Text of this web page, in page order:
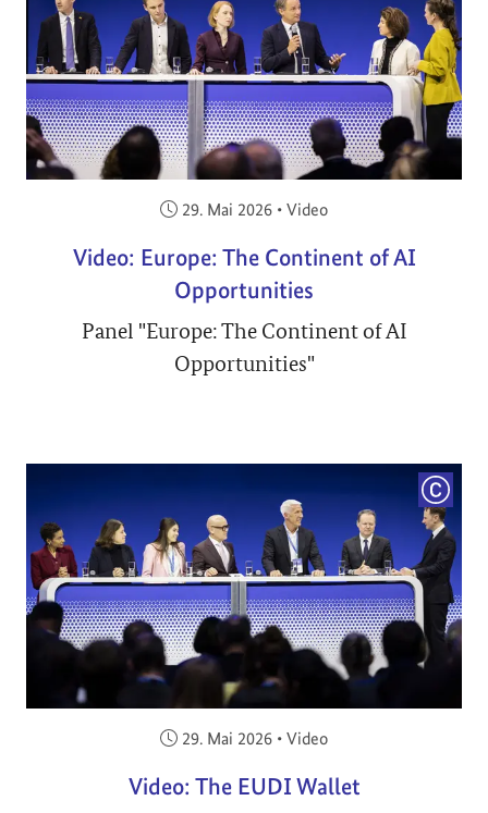
Veröffentlicht am:
29. Mai 2026 • Video
Video: Europe: The Continent of AI
Opportunities
Panel "Europe: The Continent of AI
Opportunities"
Veröffentlicht am:
29. Mai 2026 • Video
Video: The EUDI Wallet